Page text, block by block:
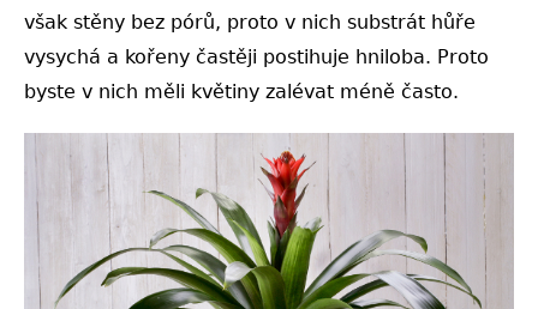
však stěny bez pórů, proto v nich substrát hůře
vysychá a kořeny častěji postihuje hniloba. Proto
byste v nich měli květiny zalévat méně často.